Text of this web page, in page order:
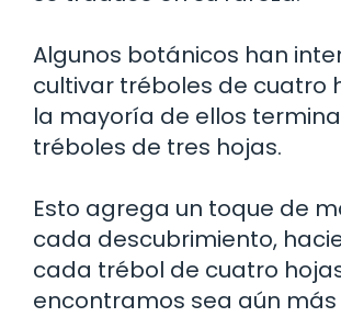
Algunos botánicos han
cultivar tréboles de cuatro
la mayoría de ellos
tréboles de tres hojas.
Esto agrega un toque de
cada descubrimiento,
cada trébol de cuatro
encontramos sea aún más